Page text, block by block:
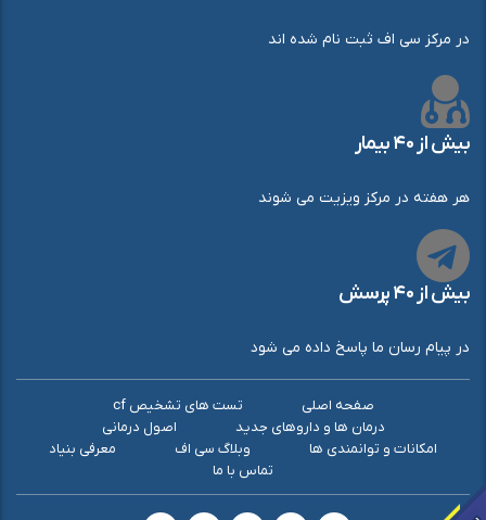
در مرکز سی اف ثبت نام شده اند
بیش از ۴۰ بیمار
هر هفته در مرکز ویزیت می شوند
بیش از ۴۰ پرسش
در پیام رسان ما پاسخ داده می شود
صفحه اصلی
تست های تشخیص cf
درمان ها و داروهای جدید
اصول درمانی
امکانات و توانمندی ها
وبلاگ سی اف
معرفی بنیاد
تماس با ما